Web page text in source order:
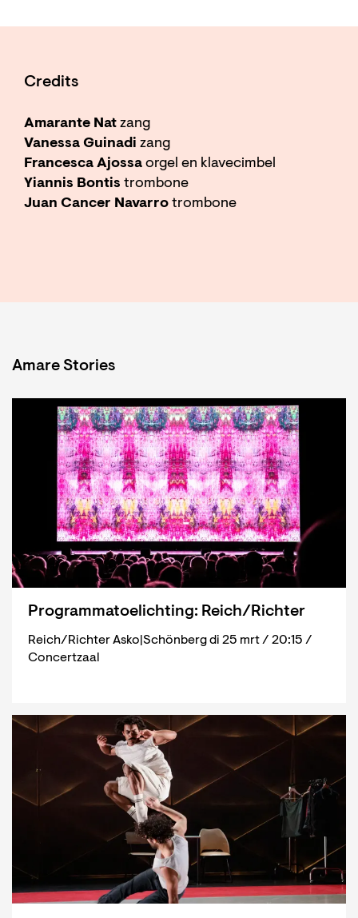
Credits
Amarante Nat zang
Vanessa Guinadi zang
Francesca Ajossa orgel en klavecimbel
Yiannis Bontis trombone
Juan Cancer Navarro trombone
Amare Stories
Programmatoelichting: Reich/Richter
Reich/Richter Asko|Schönberg di 25 mrt / 20:15 /
Concertzaal